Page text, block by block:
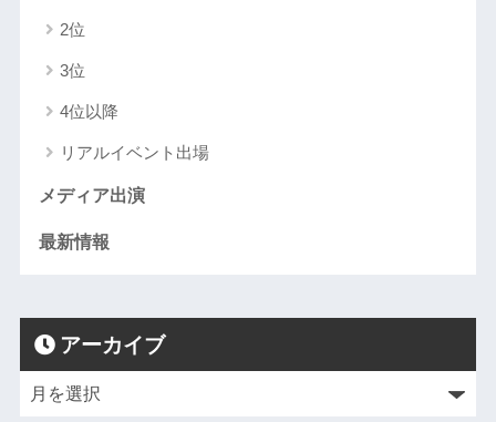
2位
3位
4位以降
リアルイベント出場
メディア出演
最新情報
アーカイブ